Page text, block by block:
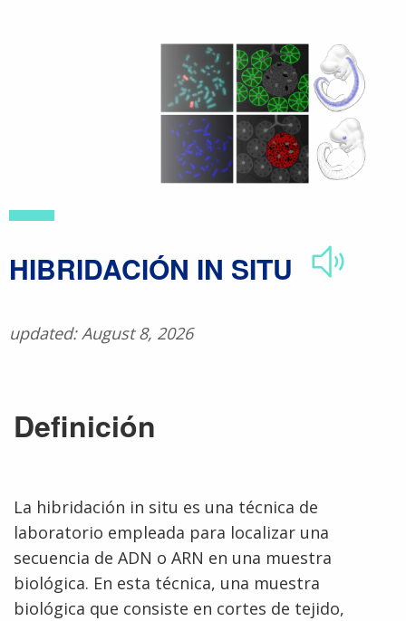
​HIBRIDACIÓN IN SITU
updated: August 8, 2026
Definición
La hibridación in situ es una técnica de
laboratorio empleada para localizar una
secuencia de ADN o ARN en una muestra
biológica. En esta técnica, una muestra
biológica que consiste en cortes de tejido,